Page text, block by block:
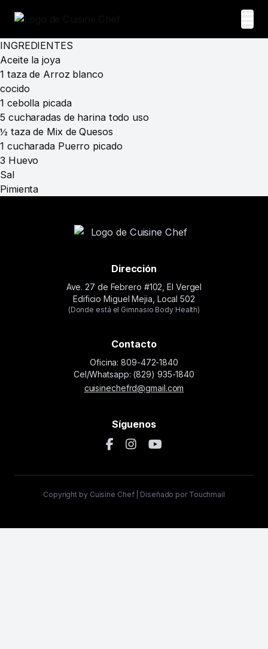
INGREDIENTES
Aceite la joya
1 taza de Arroz blanco
cocido
1 cebolla picada
5 cucharadas de harina todo uso
½ taza de Mix de Quesos
1 cucharada Puerro picado
3 Huevo
Sal
Pimienta
Dirección
Ave. 27 de Febrero #102, El Vergel
Edificio Miguel Mejia, Local 502
(Donde está el Gimnasio Body Health)
Contacto
Oficina: 809-472-1840
Cel/Whatsapp: (829) 935-1840
cuisinechefrd@gmail.com
Síguenos
Copyright by Cuisine Chef | Diseñado por Touchmail